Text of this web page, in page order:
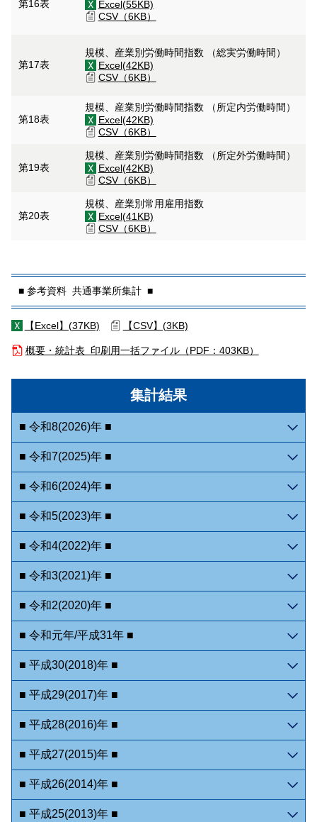
集計結果
■ 令和8(2026)年 ■
■ 令和7(2025)年 ■
■ 令和6(2024)年 ■
■ 令和5(2023)年 ■
■ 令和4(2022)年 ■
■ 令和3(2021)年 ■
■ 令和2(2020)年 ■
■ 令和元年/平成31年 ■
■ 平成30(2018)年 ■
■ 平成29(2017)年 ■
■ 平成28(2016)年 ■
■ 平成27(2015)年 ■
■ 平成26(2014)年 ■
■ 平成25(2013)年 ■
第16表
Excel(55KB)
CSV（6KB）
第17表
規模、産業別労働時間指数 （総実労働時間）
Excel(42KB)
CSV（6KB）
第18表
規模、産業別労働時間指数 （所定内労働時間）
Excel(42KB)
CSV（6KB）
第19表
規模、産業別労働時間指数 （所定外労働時間）
Excel(42KB)
CSV（6KB）
第20表
規模、産業別常用雇用指数
Excel(41KB)
CSV（6KB）
■ 参考資料 共通事業所集計 ■
【Excel】(37KB) 【CSV】(3KB)
概要・統計表 印刷用一括ファイル（PDF：403KB）